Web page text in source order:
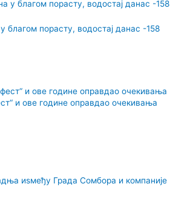
благом порасту, водостај данас -158
и ове године оправдао очекивања
иѕмеђу Града Сомбора и компаније